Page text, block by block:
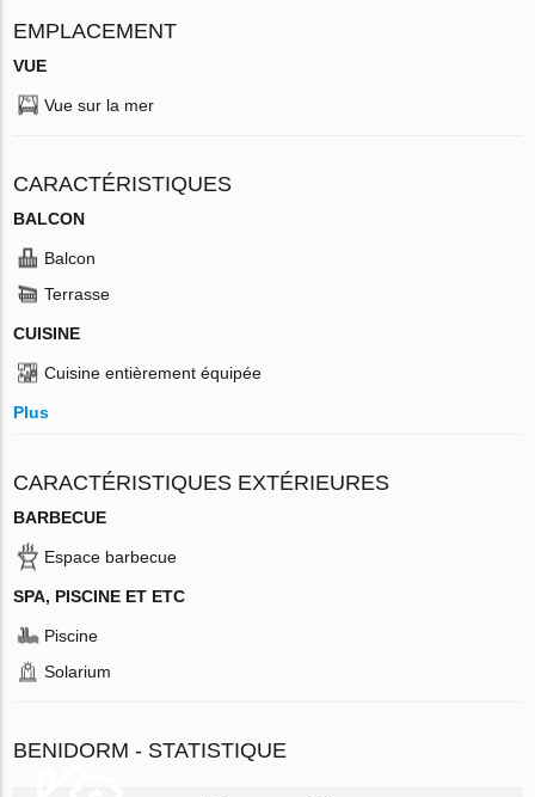
EMPLACEMENT
VUE
Vue sur la mer
CARACTÉRISTIQUES
BALCON
Balcon
Terrasse
CUISINE
Cuisine entièrement équipée
Plus
CARACTÉRISTIQUES EXTÉRIEURES
BARBECUE
Espace barbecue
SPA, PISCINE ET ETC
Piscine
Solarium
BENIDORM - STATISTIQUE